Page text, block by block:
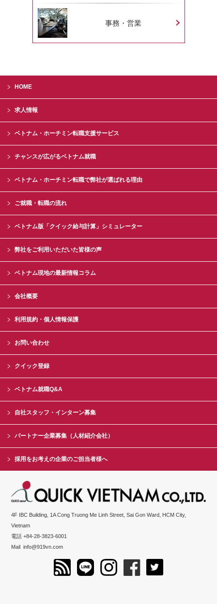
事務・営業
HOME
求人情報
ベトナム・ホーチミン転職支援サービス
チャンスが広がるベトナム就職
ベトナム・ホーチミン転職で弊社が選ばれる理由
ご就職・転職の流れ
ベトナム版「クイック給与計算」シミュレーター
弊社をご利用いただいた皆様の声
ベトナム現地の最新情報コラム
会社概要
利用規約・個人情報保護
お問い合わせ
クイック登録
ベトナム就職Q&A
自社スタッフ・インターン募集
パートナー企業募集（人材紹介会社）
採用をお考えの企業のご担当者様へ
4F IBC Building, 1A Cong Truong Me Linh Street, Sai Gon Ward, HCM City,
Vietnam
電話 +84-28-3823-6001
Mailinfo@919vn.com